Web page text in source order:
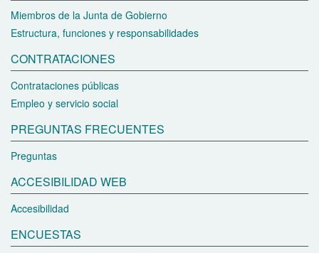
Miembros de la Junta de Gobierno
Estructura, funciones y responsabilidades
CONTRATACIONES
Contrataciones públicas
Empleo y servicio social
PREGUNTAS FRECUENTES
Preguntas
ACCESIBILIDAD WEB
Accesibilidad
ENCUESTAS